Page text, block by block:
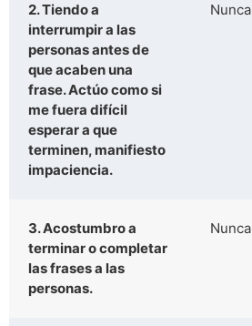
2. Tiendo a
interrumpir a las
personas antes de
que acaben una
frase. Actúo como si
me fuera difícil
esperar a que
terminen, manifiesto
impaciencia.
Nunca
3. Acostumbro a
terminar o completar
las frases a las
personas.
Nunca